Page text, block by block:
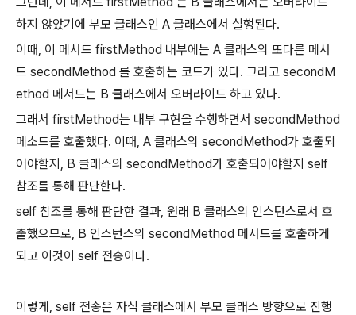
하지 않았기에 부모 클래스인 A 클래스에서 실행된다.
이때, 이 메서드 firstMethod 내부에는 A 클래스의 또다른 메서
드 secondMethod 를 호출하는 코드가 있다. 그리고 secondM
ethod 메서드는 B 클래스에서 오버라이드 하고 있다.
그래서 firstMethod는 내부 구현을 수행하면서 secondMethod
메소드를 호출했다. 이때, A 클래스의 secondMethod가 호출되
어야할지, B 클래스의 secondMethod가 호출되어야할지 self
참조를 통해 판단한다.
self 참조를 통해 판단한 결과, 원래 B 클래스의 인스턴스로서 호
출했으므로, B 인스턴스의 secondMethod 메서드를 호출하게
되고 이것이 self 전송이다.
이렇게, self 전송은 자식 클래스에서 부모 클래스 방향으로 진행